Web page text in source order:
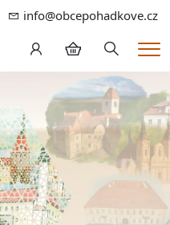
info@obcepohadkove.cz
Hledání